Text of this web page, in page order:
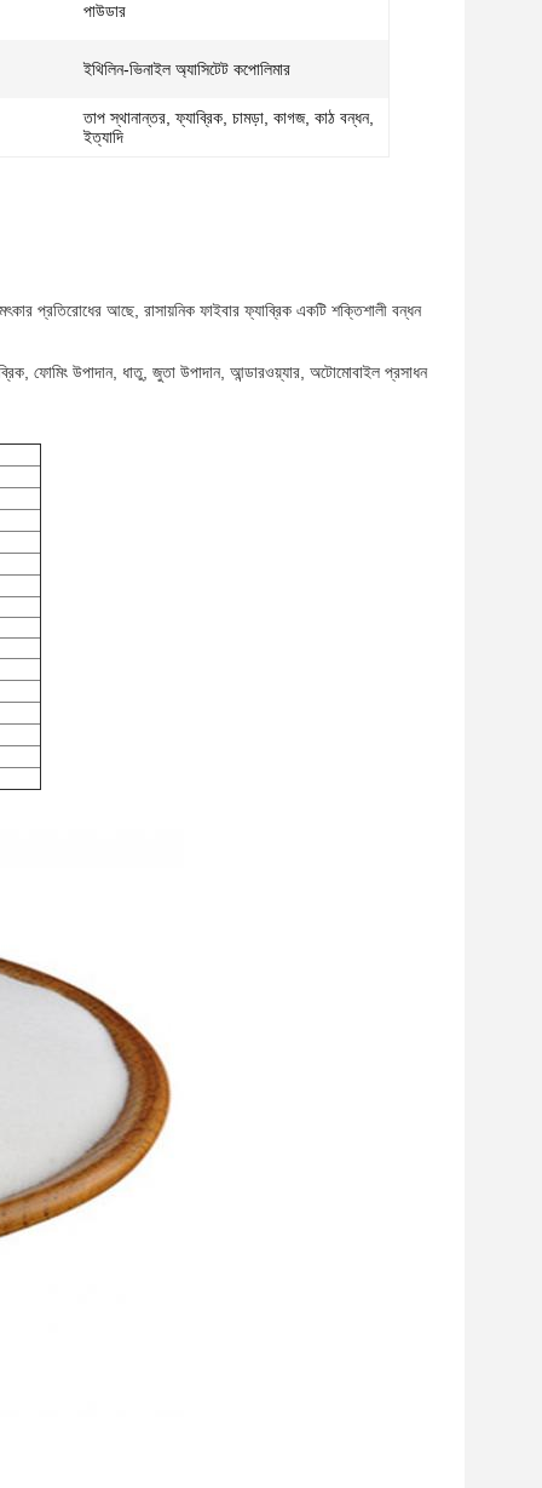
পাউডার
ইথিলিন-ভিনাইল অ্যাসিটেট কপোলিমার
তাপ স্থানান্তর, ফ্যাব্রিক, চামড়া, কাগজ, কাঠ বন্ধন,
ইত্যাদি
প্রতিরোধের আছে, রাসায়নিক ফাইবার ফ্যাব্রিক একটি শক্তিশালী বন্ধন
ফোমিং উপাদান, ধাতু, জুতা উপাদান, আন্ডারওয়্যার, অটোমোবাইল প্রসাধন